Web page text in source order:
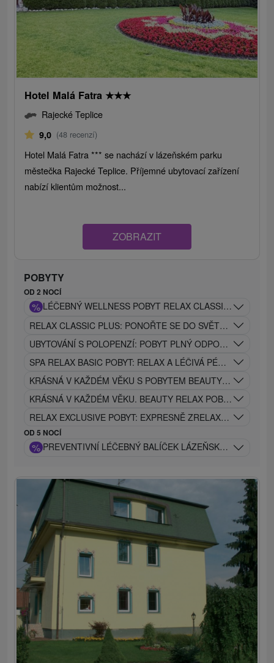
Hotel Malá Fatra ★★★
Rajecké Teplice
9,0 (48 recenzí)
Hotel Malá Fatra *** se nachází v lázeňském parku
městečka Rajecké Teplice. Příjemné ubytovací zařízení
nabízí klientům možnost...
ZOBRAZIT
POBYTY
OD 2 NOCÍ
% LÉČEBNÝ WELLNESS POBYT RELAX CLASSIC:
RELAX CLASSIC PLUS: PONOŘTE SE DO SVĚTA RELAXU A
UBYTOVÁNÍ S POLOPENZÍ: POBYT PLNÝ ODPOČINKU,
SPA RELAX BASIC POBYT: RELAX A LÉČIVÁ PÉČE V
KRÁSNÁ V KAŽDÉM VĚKU S POBYTEM BEAUTY CLASSIC
KRÁSNÁ V KAŽDÉM VĚKU. BEAUTY RELAX POBYT
RELAX EXCLUSIVE POBYT: EXPRESNĚ ZRELAXUJE VAŠE
OD 5 NOCÍ
% PREVENTIVNÍ LÉČEBNÝ BALÍČEK LÁZEŇSKÁ PÉČE